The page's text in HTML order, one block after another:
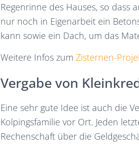
Regenrinne des Hauses, so dass
nur noch in Eigenarbeit ein
kann sowie ein Dach, um das
Weitere Infos zum Zisternen-
Vergabe von
Eine sehr gute Idee ist auch die
Kolpingsfamilie vor Ort. Jeden
Rechenschaft über die